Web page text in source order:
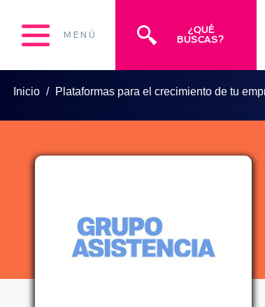
MENÚ
¿QUÉ
BUSCAS?
Inicio Plataformas para el crecimiento de tu